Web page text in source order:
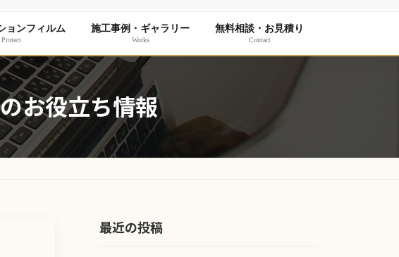
ョンフィルム
Protect
施工事例・ギャラリー
Works
無料相談・お見積り
Contact
お役立ち情報
最近の投稿